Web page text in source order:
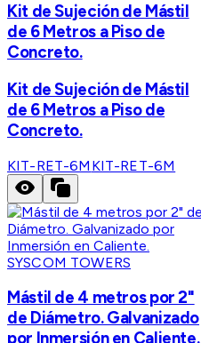
Kit de Sujeción de Mástil
de 6 Metros a Piso de
Concreto.
Kit de Sujeción de Mástil
de 6 Metros a Piso de
Concreto.
KIT-RET-6M KIT-RET-6M
SYSCOM TOWERS
Mástil de 4 metros por 2"
de Diámetro. Galvanizado
por Inmersión en Caliente.